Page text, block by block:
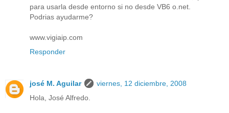
para usarla desde entorno si no desde VB6 o.net.
Podrias ayudarme?
www.vigiaip.com
Responder
josé M. Aguilar
viernes, 12 diciembre, 2008
Hola, José Alfredo.